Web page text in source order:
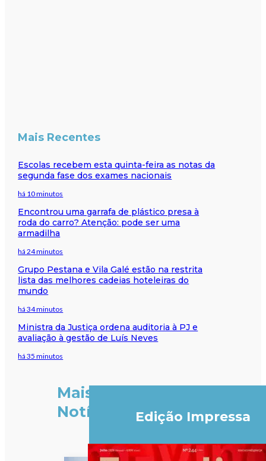
Mais Recentes
Escolas recebem esta quinta-feira as notas da
segunda fase dos exames nacionais
há 10 minutos
Encontrou uma garrafa de plástico presa à
roda do carro? Atenção: pode ser uma
armadilha
há 24 minutos
Grupo Pestana e Vila Galé estão na restrita
lista das melhores cadeias hoteleiras do
mundo
há 34 minutos
Ministra da Justiça ordena auditoria à PJ e
avaliação à gestão de Luís Neves
há 35 minutos
Mais
Notícias
Edição Impressa